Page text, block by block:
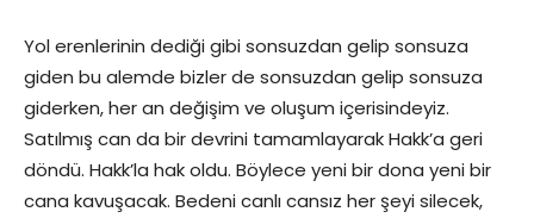
Yol erenlerinin dediği gibi sonsuzdan gelip sonsuza
giden bu alemde bizler de sonsuzdan gelip sonsuza
giderken, her an değişim ve oluşum içerisindeyiz.
Satılmış can da bir devrini tamamlayarak Hakk’a geri
döndü. Hakk’la hak oldu. Böylece yeni bir dona yeni bir
cana kavuşacak. Bedeni canlı cansız her şeyi silecek,